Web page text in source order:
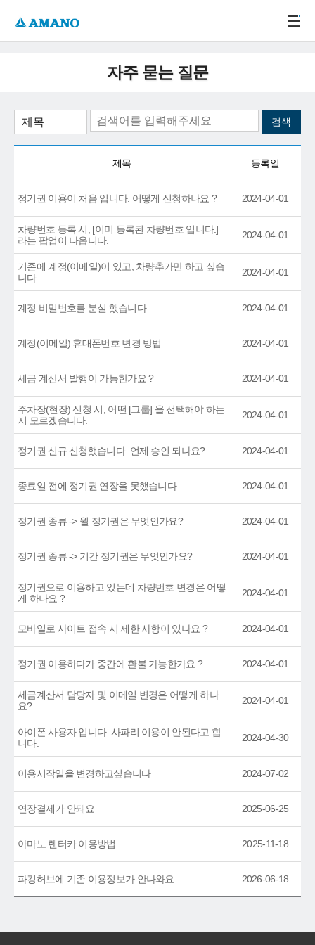
자주 묻는 질문
제목 등록일
정기권 이용이 처음 입니다. 어떻게 신청하나요 ? 2024-04-01
차량번호 등록 시, [이미 등록된 차량번호 입니다.]
라는 팝업이 나옵니다.
2024-04-01
기존에 계정(이메일)이 있고, 차량추가만 하고 싶습
니다.
2024-04-01
계정 비밀번호를 분실 했습니다. 2024-04-01
계정(이메일) 휴대폰번호 변경 방법 2024-04-01
세금 계산서 발행이 가능한가요 ? 2024-04-01
주차장(현장) 신청 시, 어떤 [그룹] 을 선택해야 하는
지 모르겠습니다.
2024-04-01
정기권 신규 신청했습니다. 언제 승인 되나요? 2024-04-01
종료일 전에 정기권 연장을 못했습니다. 2024-04-01
정기권 종류 -> 월 정기권은 무엇인가요? 2024-04-01
정기권 종류 -> 기간 정기권은 무엇인가요? 2024-04-01
정기권으로 이용하고 있는데 차량번호 변경은 어떻
게 하나요 ?
2024-04-01
모바일로 사이트 접속 시 제한 사항이 있나요 ? 2024-04-01
정기권 이용하다가 중간에 환불 가능한가요 ? 2024-04-01
세금계산서 담당자 및 이메일 변경은 어떻게 하나
요?
2024-04-01
아이폰 사용자 입니다. 사파리 이용이 안된다고 합
니다.
2024-04-30
이용시작일을 변경하고싶습니다 2024-07-02
연장결제가 안돼요 2025-06-25
아마노 렌터카 이용방법 2025-11-18
파킹허브에 기존 이용정보가 안나와요 2026-06-18